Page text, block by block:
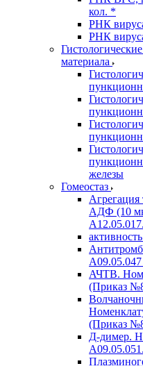
кол. *
РНК
РНК
материала
железы
Гомеостаз
АДФ (10
АЧТВ.
(Приказ
(Приказ
Д-димер.